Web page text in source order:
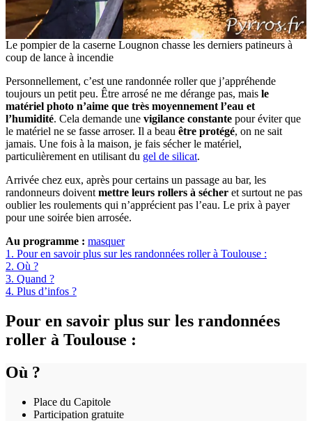
Le pompier de la caserne Lougnon chasse les derniers patineurs à
coup de lance à incendie
Personnellement, c’est une randonnée roller que j’appréhende
toujours un petit peu. Être arrosé ne me dérange pas, mais le
matériel photo n’aime que très moyennement l’eau et
l’humidité. Cela demande une vigilance constante pour éviter que
le matériel ne se fasse arroser. Il a beau être protégé, on ne sait
jamais. Une fois à la maison, je fais sécher le matériel,
particulièrement en utilisant du gel de silicat.
Arrivée chez eux, après pour certains un passage au bar, les
randonneurs doivent mettre leurs rollers à sécher et surtout ne pas
oublier les roulements qui n’apprécient pas l’eau. Le prix à payer
pour une soirée bien arrosée.
Au programme : masquer
1. Pour en savoir plus sur les randonnées roller à Toulouse :
2. Où ?
3. Quand ?
4. Plus d’infos ?
Pour en savoir plus sur les randonnées
roller à Toulouse :
Où ?
Place du Capitole
Participation gratuite